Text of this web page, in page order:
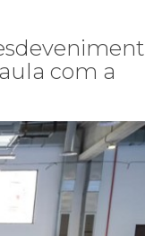
com a